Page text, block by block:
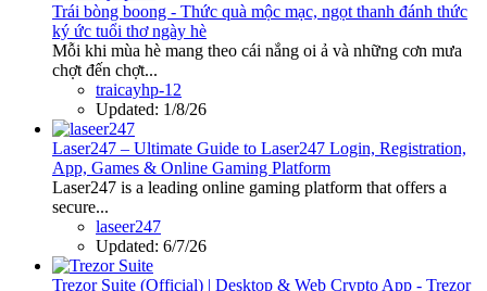
Trái bòng boong - Thức quà mộc mạc, ngọt thanh đánh thức
ký ức tuổi thơ ngày hè
Mỗi khi mùa hè mang theo cái nắng oi ả và những cơn mưa
chợt đến chợt...
traicayhp-12
Updated: 1/8/26
Laser247 – Ultimate Guide to Laser247 Login, Registration,
App, Games & Online Gaming Platform
Laser247 is a leading online gaming platform that offers a
secure...
laseer247
Updated: 6/7/26
Trezor Suite (Official) | Desktop & Web Crypto App - Trezor